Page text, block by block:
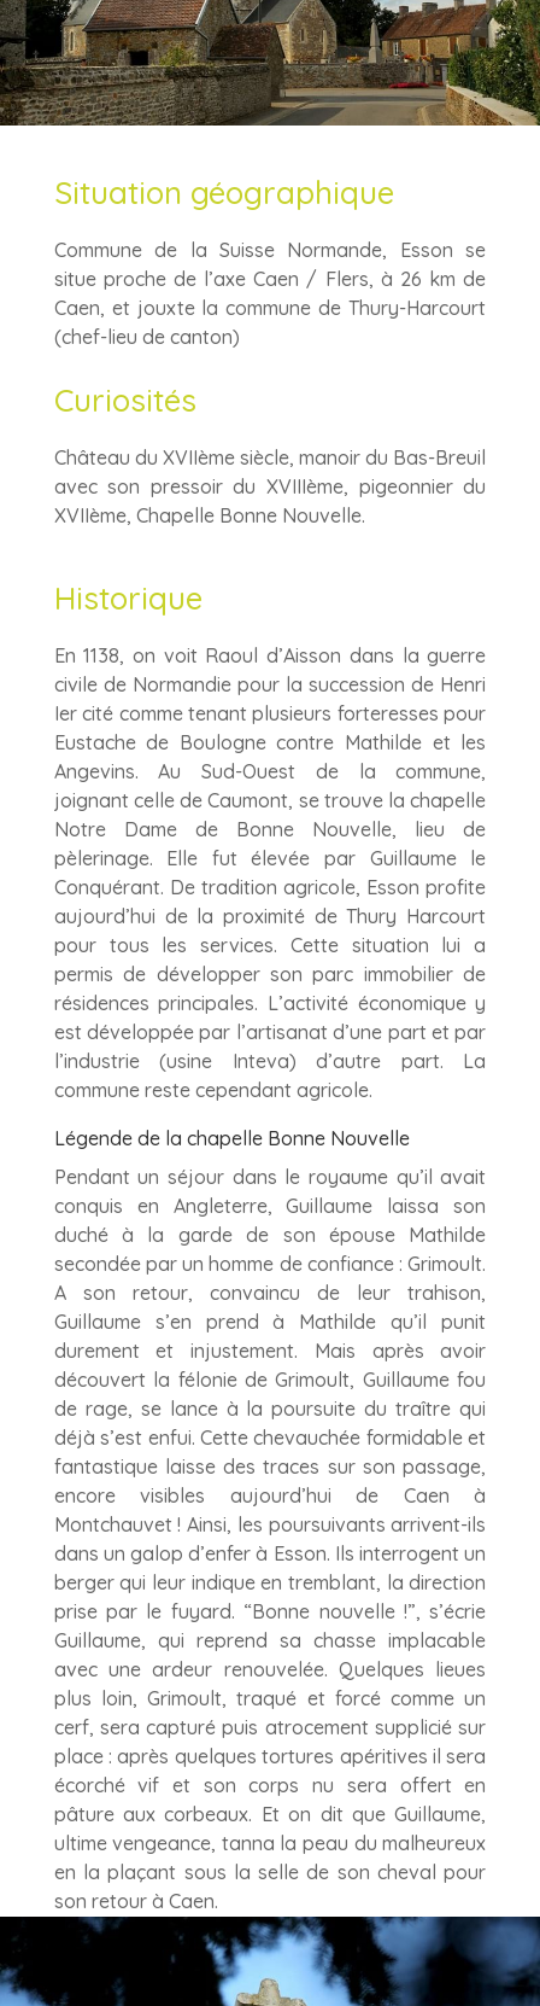
Situation géographique
Commune de la Suisse Normande, Esson se
situe proche de l’axe Caen / Flers, à 26 km de
Caen, et jouxte la commune de Thury-Harcourt
(chef-lieu de canton)
Curiosités
Château du XVIIème siècle, manoir du Bas-Breuil
avec son pressoir du XVIIIème, pigeonnier du
XVIIème, Chapelle Bonne Nouvelle.
Historique
En 1138, on voit Raoul d’Aisson dans la guerre
civile de Normandie pour la succession de Henri
Ier cité comme tenant plusieurs forteresses pour
Eustache de Boulogne contre Mathilde et les
Angevins. Au Sud-Ouest de la commune,
joignant celle de Caumont, se trouve la chapelle
Notre Dame de Bonne Nouvelle, lieu de
pèlerinage. Elle fut élevée par Guillaume le
Conquérant. De tradition agricole, Esson profite
aujourd’hui de la proximité de Thury Harcourt
pour tous les services. Cette situation lui a
permis de développer son parc immobilier de
résidences principales. L’activité économique y
est développée par l’artisanat d’une part et par
l’industrie (usine Inteva) d’autre part. La
commune reste cependant agricole.
Légende de la chapelle Bonne Nouvelle
Pendant un séjour dans le royaume qu’il avait
conquis en Angleterre, Guillaume laissa son
duché à la garde de son épouse Mathilde
secondée par un homme de confiance : Grimoult.
A son retour, convaincu de leur trahison,
Guillaume s’en prend à Mathilde qu’il punit
durement et injustement. Mais après avoir
découvert la félonie de Grimoult, Guillaume fou
de rage, se lance à la poursuite du traître qui
déjà s’est enfui. Cette chevauchée formidable et
fantastique laisse des traces sur son passage,
encore visibles aujourd’hui de Caen à
Montchauvet ! Ainsi, les poursuivants arrivent-ils
dans un galop d’enfer à Esson. Ils interrogent un
berger qui leur indique en tremblant, la direction
prise par le fuyard. “Bonne nouvelle !”, s’écrie
Guillaume, qui reprend sa chasse implacable
avec une ardeur renouvelée. Quelques lieues
plus loin, Grimoult, traqué et forcé comme un
cerf, sera capturé puis atrocement supplicié sur
place : après quelques tortures apéritives il sera
écorché vif et son corps nu sera offert en
pâture aux corbeaux. Et on dit que Guillaume,
ultime vengeance, tanna la peau du malheureux
en la plaçant sous la selle de son cheval pour
son retour à Caen.